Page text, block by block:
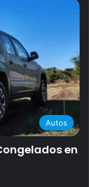
Autos
en